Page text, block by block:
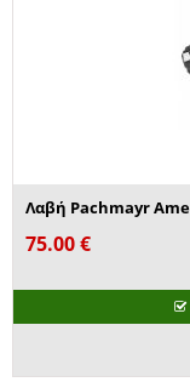
Λαβή Pachmayr
75.00€